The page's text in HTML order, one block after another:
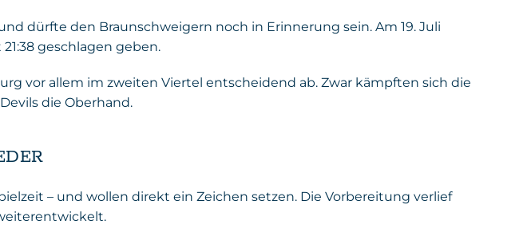
dürfte den Braunschweigern noch in Erinnerung sein. Am 19. Juli
geschlagen geben.
vor allem im zweiten Viertel entscheidend ab. Zwar kämpften sich die
die Oberhand.
– und wollen direkt ein Zeichen setzen. Die Vorbereitung verlief